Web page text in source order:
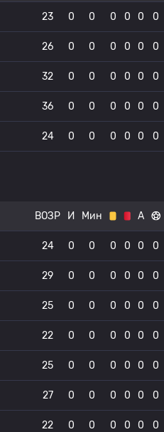
23 0 0 0 0 0 0
26 0 0 0 0 0 0
32 0 0 0 0 0 0
36 0 0 0 0 0 0
24 0 0 0 0 0 0
ВОЗР И Мин А
24 0 0 0 0 0 0
29 0 0 0 0 0 0
25 0 0 0 0 0 0
22 0 0 0 0 0 0
25 0 0 0 0 0 0
27 0 0 0 0 0 0
22 0 0 0 0 0 0